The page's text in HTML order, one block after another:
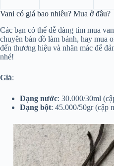
Vani có giá bao nhiêu? Mua ở đâu?
Các bạn có thể dễ dàng tìm mua
chuyên bán đồ làm bánh, hay mua
đến thương hiệu và nhãn mác để
nhé!
Giá:
Dạng nước: 30.000/30ml
Dạng bột: 45.000/50gr (cập